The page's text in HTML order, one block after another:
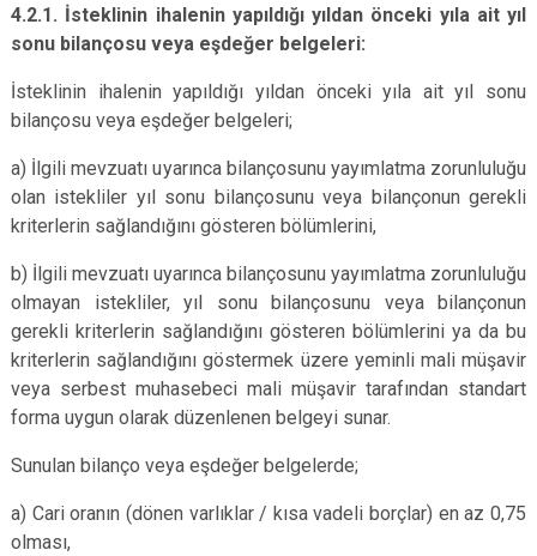
4.2.1. İsteklinin ihalenin yapıldığı yıldan önceki yıla ait yıl
sonu bilançosu veya eşdeğer belgeleri:
İsteklinin ihalenin yapıldığı yıldan önceki yıla ait yıl sonu
bilançosu veya eşdeğer belgeleri;
a) İlgili mevzuatı uyarınca bilançosunu yayımlatma zorunluluğu
olan istekliler yıl sonu bilançosunu veya bilançonun gerekli
kriterlerin sağlandığını gösteren bölümlerini,
b) İlgili mevzuatı uyarınca bilançosunu yayımlatma zorunluluğu
olmayan istekliler, yıl sonu bilançosunu veya bilançonun
gerekli kriterlerin sağlandığını gösteren bölümlerini ya da bu
kriterlerin sağlandığını göstermek üzere yeminli mali müşavir
veya serbest muhasebeci mali müşavir tarafından standart
forma uygun olarak düzenlenen belgeyi sunar.
Sunulan bilanço veya eşdeğer belgelerde;
a) Cari oranın (dönen varlıklar / kısa vadeli borçlar) en az 0,75
olması,